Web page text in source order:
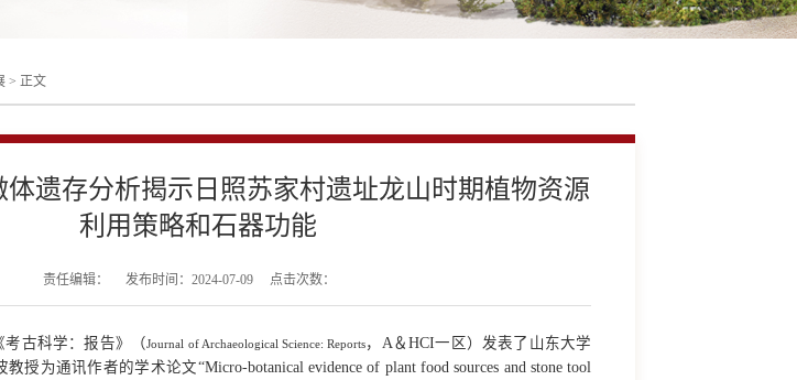
> 正文
体遗存分析揭示日照苏家村遗址龙山时期植物资源
利用策略和石器功能
责任编辑： 发布时间：2024-07-09 点击次数：
考古科学：报告》（Journal of Archaeological Science: Reports，A＆HCI一区）发表了山东大学
授为通讯作者的学术论文“Micro-botanical evidence of plant food sources and stone tool